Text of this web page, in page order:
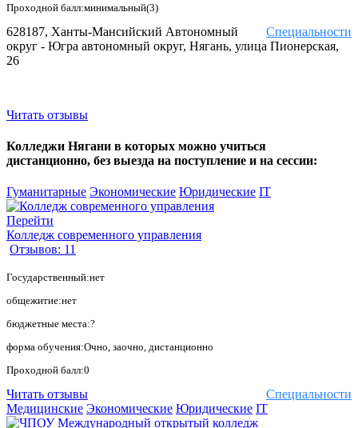
Проходной балл:минимальный(3)
Специальности
628187, Ханты-Мансийский Автономный
округ - Югра автономный округ, Нягань, улица Пионерская,
26
Читать отзывы
Колледжи Нягани в которых можно учиться
дистанционно, без выезда на поступление и на сессии:
Гуманитарные Экономические Юридические IT
Перейти
Колледж современного управления
Отзывов: 11
Государственный:нет
общежитие:нет
бюджетные места:?
форма обучения:Очно, заочно, дистанционно
Проходной балл:0
Специальности
Читать отзывы
Медицинские Экономические Юридические IT